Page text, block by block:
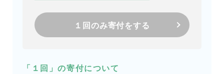
１回のみ寄付をする
「１回」の寄付について